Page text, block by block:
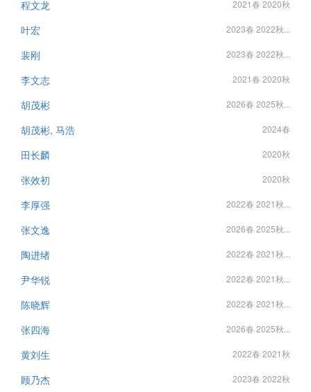
程文龙 2021春 2020秋
叶宏 2023春 2022秋...
裴刚 2023春 2022秋...
李文志 2021春 2020秋
胡茂彬 2026春 2025秋...
胡茂彬, 马浩 2024春
田长麟 2020秋
张效初 2020秋
李厚强 2022春 2021秋...
张文逸 2026春 2025秋...
陶进绪 2022春 2021秋...
尹华锐 2022春 2021秋...
陈晓辉 2022春 2021秋...
张四海 2026春 2025秋...
黄刘生 2022春 2021秋
顾乃杰 2023春 2022秋